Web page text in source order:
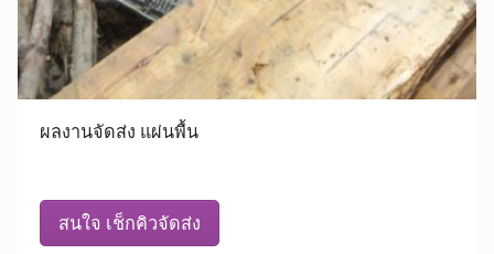
ผลงานจัดส่ง แผ่นพื้น
สนใจ เช็กคิวจัดส่ง